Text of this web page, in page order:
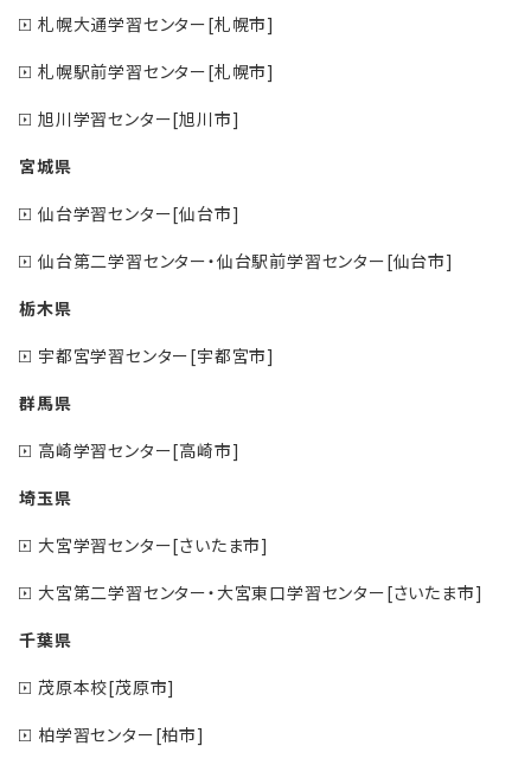
札幌大通学習センター[札幌市]
札幌駅前学習センター[札幌市]
旭川学習センター[旭川市]
宮城県
仙台学習センター[仙台市]
仙台第二学習センター・仙台駅前学習センター[仙台市]
栃木県
宇都宮学習センター[宇都宮市]
群馬県
高崎学習センター[高崎市]
埼玉県
大宮学習センター[さいたま市]
大宮第二学習センター・大宮東口学習センター[さいたま市]
千葉県
茂原本校[茂原市]
柏学習センター[柏市]